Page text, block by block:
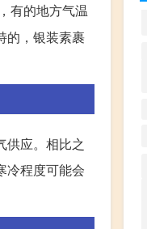
有的地方气温
的，银装素裹
供应。相比之
冷程度可能会